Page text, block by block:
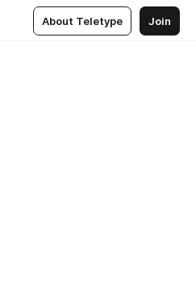
About Teletype Join